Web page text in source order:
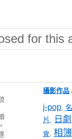
for this
攝影作品
j-pop,
片 , 日劇
會, 相簿